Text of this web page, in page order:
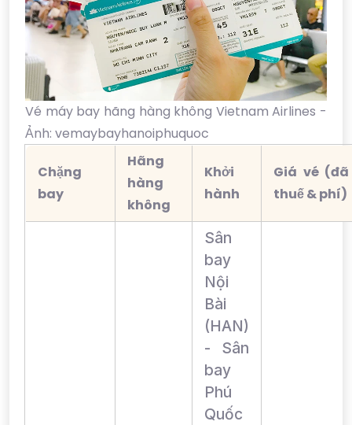
Vé máy bay hãng hàng không Vietnam Airlines -
Ảnh: vemaybayhanoiphuquoc
Chặng
bay
Hãng
hàng
không
Khởi
hành
Giá vé
thuế & phí)
Sân
bay
Nội
Bài
(HAN)
- Sân
bay
Phú
Quốc